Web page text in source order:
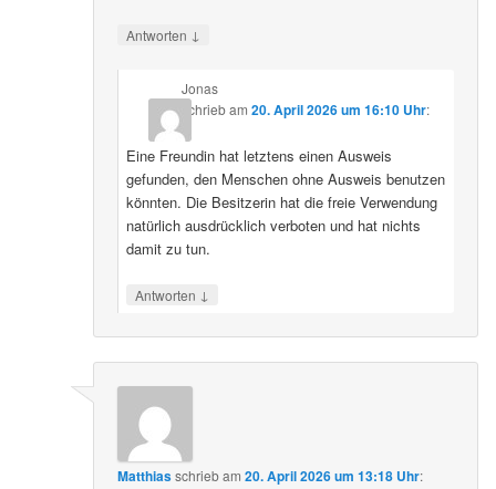
Antworten ↓
Jonas
schriebam 20. April 2026 um 16:10 Uhr:
Eine Freundin hat letztens einen Ausweis
gefunden, den Menschen ohne Ausweis benutzen
könnten. Die Besitzerin hat die freie Verwendung
natürlich ausdrücklich verboten und hat nichts
damit zu tun.
Antworten ↓
Matthiasschriebam20. April 2026 um 13:18 Uhr: